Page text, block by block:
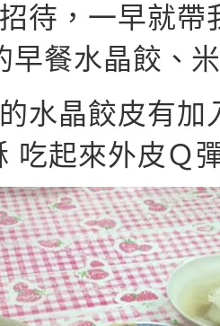
待，一早就
早餐水晶餃、
水晶餃皮有
吃起來外皮Ｑ